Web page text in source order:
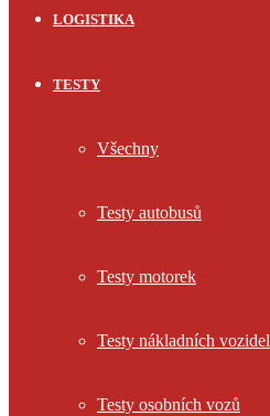
LOGISTIKA
TESTY
Všechny
Testy autobusů
Testy motorek
Testy nákladních vozidel
Testy osobních vozů